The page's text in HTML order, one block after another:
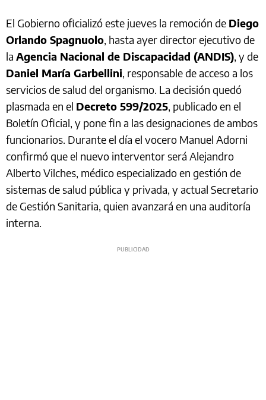
El Gobierno oficializó este jueves la remoción de Diego
Orlando Spagnuolo, hasta ayer director ejecutivo de
la Agencia Nacional de Discapacidad (ANDIS), y de
Daniel María Garbellini, responsable de acceso a los
servicios de salud del organismo. La decisión quedó
plasmada en el Decreto 599/2025, publicado en el
Boletín Oficial, y pone fin a las designaciones de ambos
funcionarios. Durante el día el vocero Manuel Adorni
confirmó que el nuevo interventor será Alejandro
Alberto Vilches, médico especializado en gestión de
sistemas de salud pública y privada, y actual Secretario
de Gestión Sanitaria, quien avanzará en una auditoría
interna.